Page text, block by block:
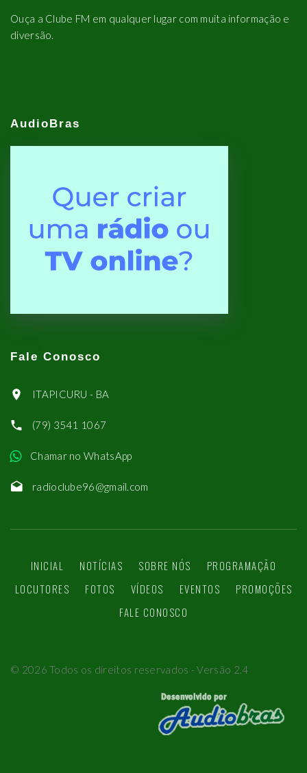
Ouça a Clube FM em qualquer lugar com muita informação e
diversão.
AudioBras
Fale Conosco
ITAPICURU - BA
(79) 3541 1067
Chamar no WhatsApp
radioclube96@gmail.com
INICIAL NOTÍCIAS SOBRE NÓS
PROGRAMAÇÃO
LOCUTORES
FOTOS VÍDEOS EVENTOS
PROMOÇÕES
FALE CONOSCO
© 2026 Todos os direitos reservados - Versão 2.4